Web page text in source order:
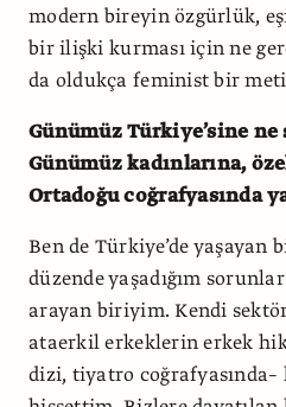
modern bireyin özgürlük,
bir ilişki kurması için ne
da oldukça feminist bir
Günümüz Türkiye’sine
Günümüz kadınlarına,
Ortadoğu coğrafyasında
Ben de Türkiye’de
düzende yaşadığım
arayan biriyim. Kendi
ataerkil erkeklerin erkek
dizi, tiyatro coğrafyasında–